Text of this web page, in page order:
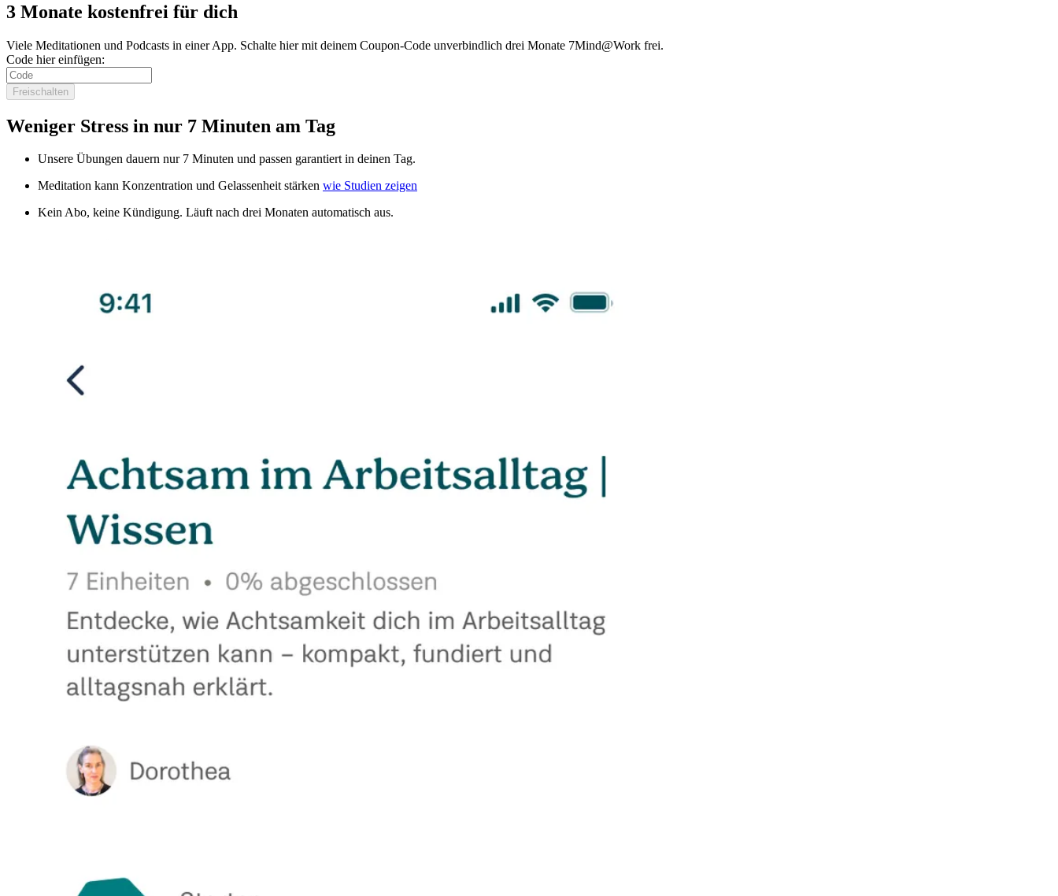
3 Monate kostenfrei für dich
Viele Meditationen und Podcasts in einer App. Schalte hier mit deinem Coupon-Code unverbindlich drei Monate 7Mind@Work frei.
Code hier einfügen:
Freischalten
Weniger Stress in nur 7 Minuten am Tag
Unsere Übungen dauern nur 7 Minuten und passen garantiert in deinen Tag.
Meditation kann Konzentration und Gelassenheit stärken wie Studien zeigen
Kein Abo, keine Kündigung. Läuft nach drei Monaten automatisch aus.